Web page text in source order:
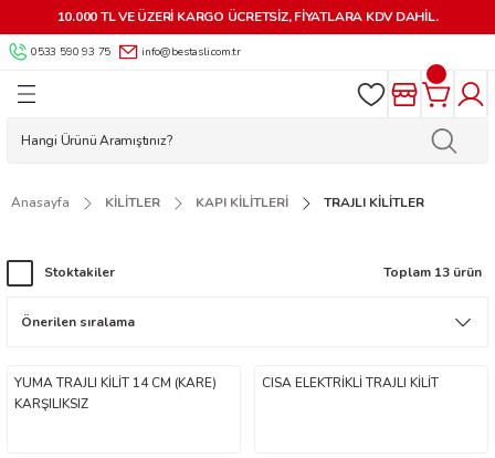
10.000 TL VE ÜZERİ KARGO ÜCRETSİZ, FİYATLARA KDV DAHİL.
0533 590 93 75 info@bestasli.com.tr
Geri Dön
Geri Dön
Geri Dön
Geri Dön
Geri Dön
AKSESUARLARI
VE AKSESUARLARI
Geri Dön
OTO KİLİT
Geri Dön
MAKİNELERİ
MAKİNELERİ
Geri Dön
Anasayfa KİLİTLER KAPI KİLİTLERİ TRAJLI KİLİTLER
Stoktakiler Toplam 13 ürün
YUMA TRAJLI KİLİT 14 CM (KARE)
KARŞILIKSIZ
CISA ELEKTRİKLİ TRAJLI KİLİT